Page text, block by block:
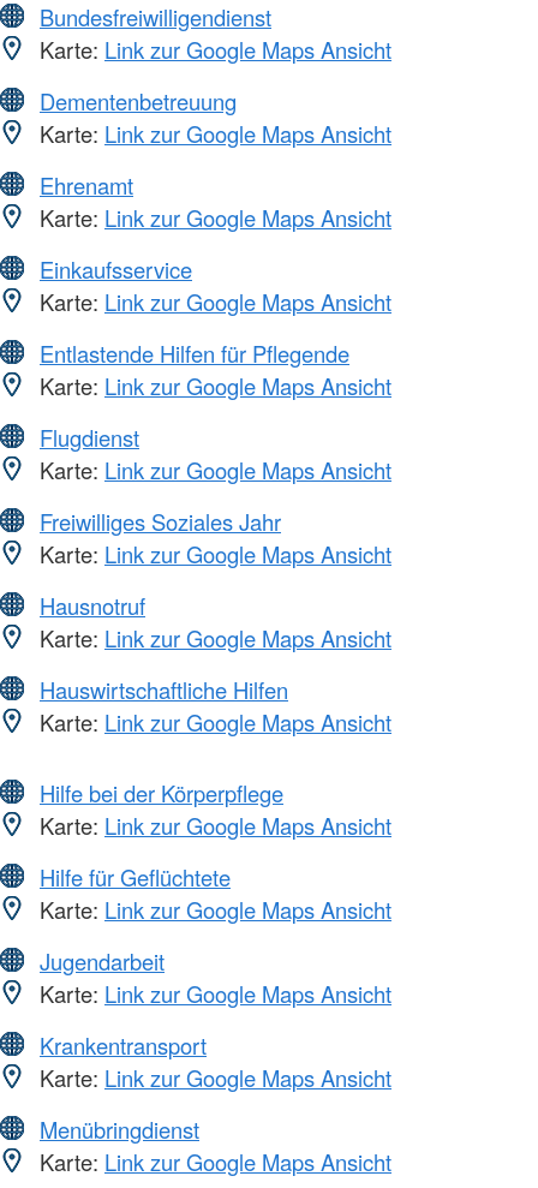
Bundesfreiwilligendienst
Karte: Link zur Google Maps Ansicht
Dementenbetreuung
Karte: Link zur Google Maps Ansicht
Ehrenamt
Karte: Link zur Google Maps Ansicht
Einkaufsservice
Karte: Link zur Google Maps Ansicht
Entlastende Hilfen für Pflegende
Karte: Link zur Google Maps Ansicht
Flugdienst
Karte: Link zur Google Maps Ansicht
Freiwilliges Soziales Jahr
Karte: Link zur Google Maps Ansicht
Hausnotruf
Karte: Link zur Google Maps Ansicht
Hauswirtschaftliche Hilfen
Karte: Link zur Google Maps Ansicht
Hilfe bei der Körperpflege
Karte: Link zur Google Maps Ansicht
Hilfe für Geflüchtete
Karte: Link zur Google Maps Ansicht
Jugendarbeit
Karte: Link zur Google Maps Ansicht
Krankentransport
Karte: Link zur Google Maps Ansicht
Menübringdienst
Karte: Link zur Google Maps Ansicht